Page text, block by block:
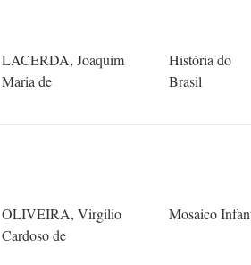
LACERDA, Joaquim
Maria de
História do
Brasil
OLIVEIRA, Virgilio
Cardoso de
Mosaico